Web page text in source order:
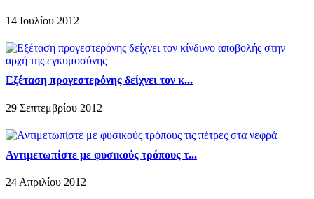
14 Ιουλίου 2012
Εξέταση προγεστερόνης δείχνει τον κ...
29 Σεπτεμβρίου 2012
Αντιμετωπίστε με φυσικούς τρόπους τ...
24 Απριλίου 2012